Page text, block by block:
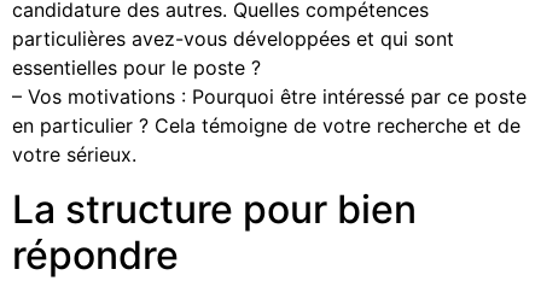
candidature des autres. Quelles compétences
particulières avez-vous développées et qui sont
essentielles pour le poste ?
– Vos motivations : Pourquoi être intéressé par ce poste
en particulier ? Cela témoigne de votre recherche et de
votre sérieux.
La structure pour bien
répondre